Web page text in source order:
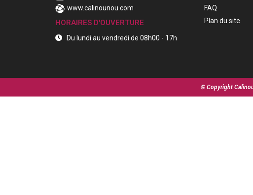
www.calinounou.com
HORAIRES D'OUVERTURE
Du lundi au vendredi de 08h00 - 17h
FAQ
Plan du site
© Copyright